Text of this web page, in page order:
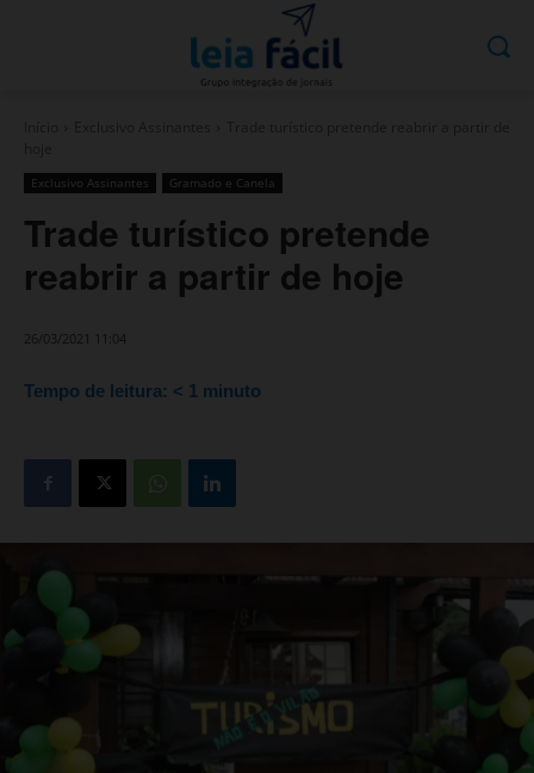
Exclusivo Assinantes Gramado e Canela
Trade turístico pretende
reabrir a partir de hoje
26/03/2021 11:04
Tempo de leitura: < 1 minuto